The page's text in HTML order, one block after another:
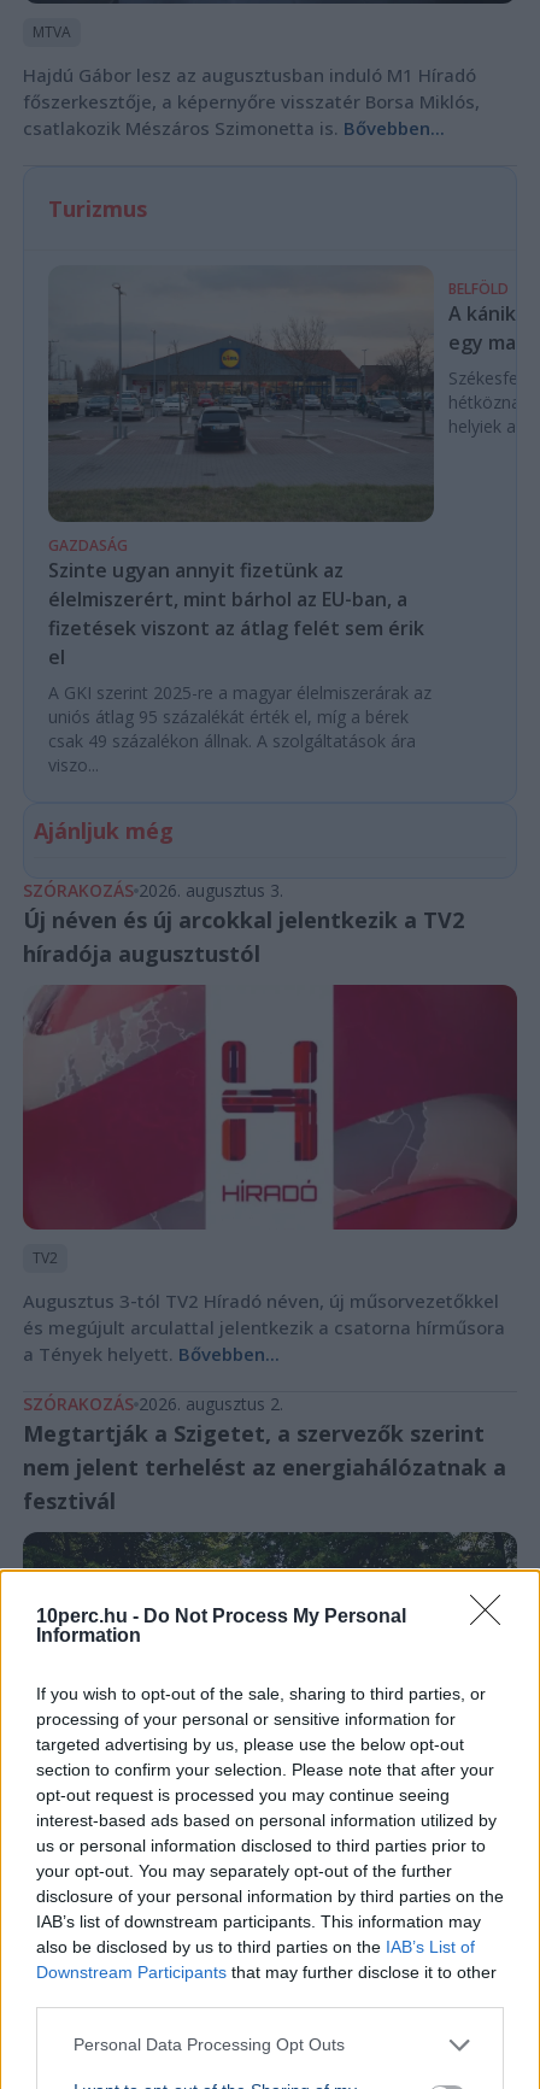
10perc.hu - Do Not Process My Personal
Information
If you wish to opt-out of the sale, sharing to third parties, or
processing of your personal or sensitive information for
targeted advertising by us, please use the below opt-out
section to confirm your selection. Please note that after your
opt-out request is processed you may continue seeing
interest-based ads based on personal information utilized by
us or personal information disclosed to third parties prior to
your opt-out. You may separately opt-out of the further
disclosure of your personal information by third parties on the
IAB’s list of downstream participants. This information may
also be disclosed by us to third parties on the IAB’s List of
Downstream Participants that may further disclose it to other
Personal Data Processing Opt Outs
MTVA
Hajdú Gábor lesz az augusztusban induló M1 Híradó
főszerkesztője, a képernyőre visszatér Borsa Miklós,
csatlakozik Mészáros Szimonetta is. Bővebben...
Turizmus
GAZDASÁG
Szinte ugyan annyit fizetünk az
élelmiszerért, mint bárhol az EU-ban, a
fizetések viszont az átlag felét sem érik
el
A GKI szerint 2025-re a magyar élelmiszerárak az
uniós átlag 95 százalékát érték el, míg a bérek
csak 49 százalékon állnak. A szolgáltatások ára
viszo...
BELFÖLD
A
egy
hétköznap
helyiek a
Ajánljuk még
SZÓRAKOZÁS 2026. augusztus 3.
Új néven és új arcokkal jelentkezik a TV2
híradója augusztustól
TV2
Augusztus 3-tól TV2 Híradó néven, új műsorvezetőkkel
és megújult arculattal jelentkezik a csatorna hírműsora
a Tények helyett. Bővebben...
SZÓRAKOZÁS 2026. augusztus 2.
Megtartják a Szigetet, a szervezők szerint
nem jelent terhelést az energiahálózatnak a
fesztivál
Fesztivál Sziget Fesztivál Energiakrízis
aggregátoros rendszerükkel az energiaválság idején is